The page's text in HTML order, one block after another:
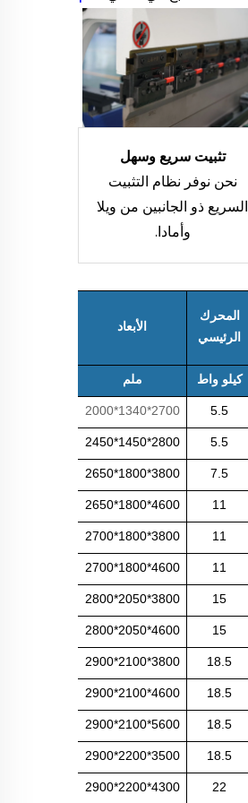
تثبيت سريع وسهل
نحن نوفر نظام التثبيت
السريع ذو الجانبين من ويلا
وأمادا.
المحرك
الرئيسي
الأبعاد
كيلو واط ملم
5.5
2700*1340*2000
5.5
2800*1450*2450
7.5
3800*1800*2650
11
4600*1800*2650
11
3800*1800*2700
11
4600*1800*2700
15
3800*2050*2800
15
4600*2050*2800
18.5
3800*2100*2900
18.5
4600*2100*2900
18.5
5600*2100*2900
18.5
3500*2200*2900
22
4300*2200*2900